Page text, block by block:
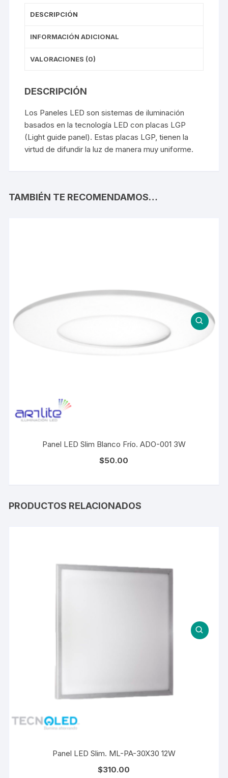
DESCRIPCIÓN
INFORMACIÓN ADICIONAL
VALORACIONES (0)
DESCRIPCIÓN
Los Paneles LED son sistemas de iluminación
basados en la tecnología LED con placas LGP
(Light guide panel). Estas placas LGP, tienen la
virtud de difundir la luz de manera muy uniforme.
TAMBIÉN TE RECOMENDAMOS…
Panel LED Slim Blanco Frío. ADO-001 3W
$50.00
PRODUCTOS RELACIONADOS
Panel LED Slim. ML-PA-30X30 12W
$310.00